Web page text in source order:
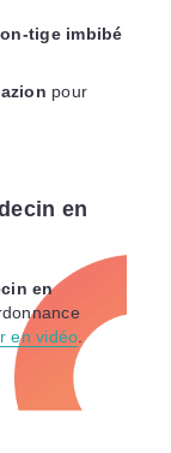
tige imbibé
pour
en
en
en vidéo.